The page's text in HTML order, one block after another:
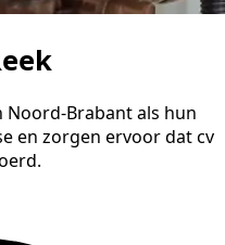
Noord-Brabant als hun
en zorgen ervoor dat cv